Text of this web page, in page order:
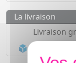
La livraison
Livraison